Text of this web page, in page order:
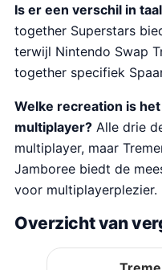
Is er een verschil in
together Superstars
terwijl Nintendo Swap
together specifiek
Welke recreation is
multiplayer? Alle drie
multiplayer, maar
Jamboree biedt de
voor multiplayerplezier.
Overzicht van